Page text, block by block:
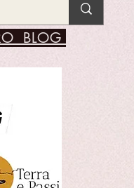
BLOG